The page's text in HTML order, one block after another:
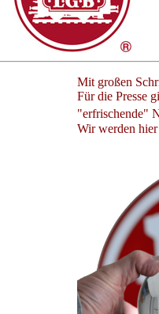
Mit großen
Für die Presse
"erfrischende"
Wir werden